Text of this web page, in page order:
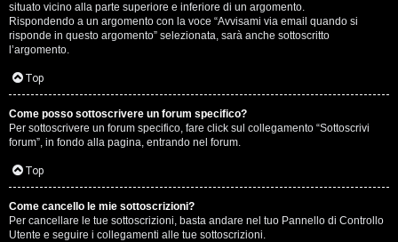
situato vicino alla parte superiore e inferiore di un argomento.
Rispondendo a un argomento con la voce “Avvisami via email quando si
risponde in questo argomento” selezionata, sarà anche sottoscritto
l’argomento.
Top
Come posso sottoscrivere un forum specifico?
Per sottoscrivere un forum specifico, fare click sul collegamento “Sottoscrivi
forum”, in fondo alla pagina, entrando nel forum.
Top
Come cancello le mie sottoscrizioni?
Per cancellare le tue sottoscrizioni, basta andare nel tuo Pannello di Controllo
Utente e seguire i collegamenti alle tue sottoscrizioni.